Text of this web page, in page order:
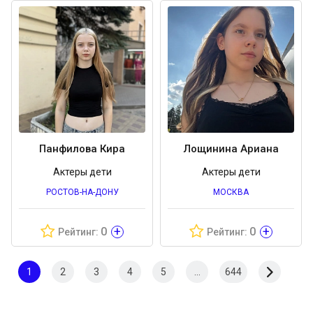
Панфилова Кира
Актеры дети
РОСТОВ-НА-ДОНУ
Рейтинг: 0 +
Лощинина Ариана
Актеры дети
МОСКВА
Рейтинг: 0 +
1 2 3 4 5 644